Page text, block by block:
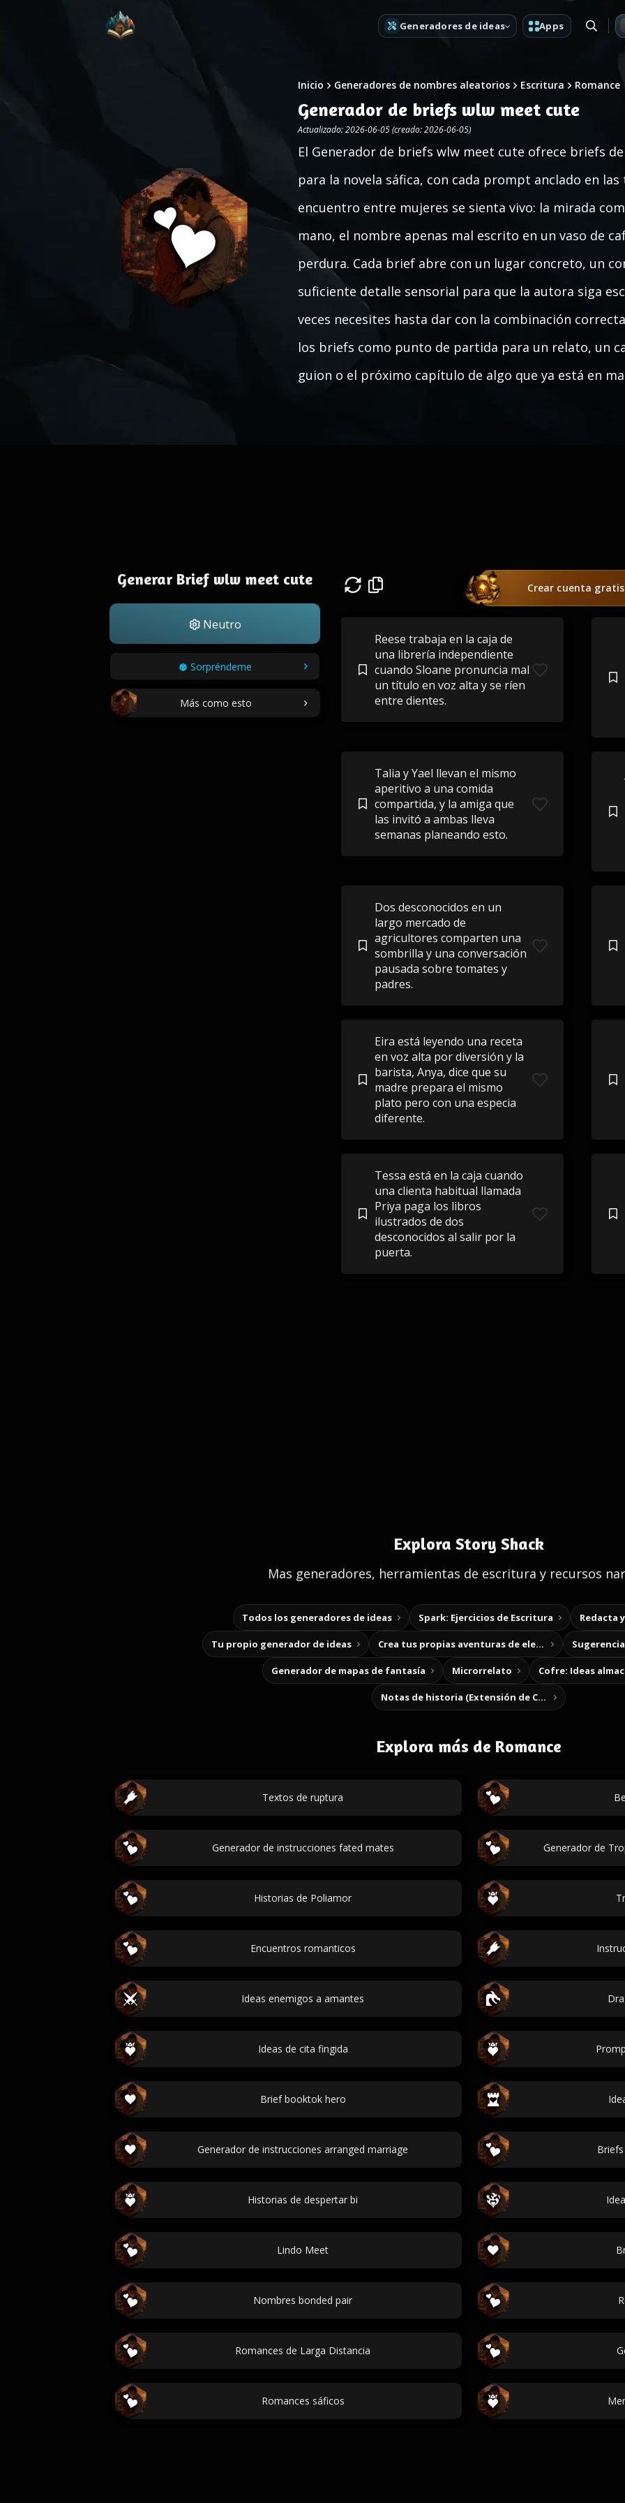
Generadores de ideas Apps
Inicio Generadores de nombres aleatorios Escritura Romance
Generador de briefs wlw meet cute
Actualizado: 2026-06-05 (creado: 2026-06-05)
El Generador de briefs wlw meet cute ofrece briefs
para la novela sáfica, con cada prompt anclado en
encuentro entre mujeres se sienta vivo: la mirada
mano, el nombre apenas mal escrito en un vaso de
perdura. Cada brief abre con un lugar concreto, un
suficiente detalle sensorial para que la autora siga
veces necesites hasta dar con la combinación
los briefs como punto de partida para un relato, un
guion o el próximo capítulo de algo que ya está en
Generar Brief wlw meet cute
Neutro
Sorpréndeme
Más como esto
Crear cuenta gratis
Reese trabaja en la caja de
una librería independiente
cuando Sloane pronuncia mal
un título en voz alta y se ríen
entre dientes.
Talia y Yael llevan el mismo
aperitivo a una comida
compartida, y la amiga que
las invitó a ambas lleva
semanas planeando esto.
Dos desconocidos en un
largo mercado de
agricultores comparten una
sombrilla y una conversación
pausada sobre tomates y
padres.
Eira está leyendo una receta
en voz alta por diversión y la
barista, Anya, dice que su
madre prepara el mismo
plato pero con una especia
diferente.
Tessa está en la caja cuando
una clienta habitual llamada
Priya paga los libros
ilustrados de dos
desconocidos al salir por la
puerta.
Explora Story Shack
Mas generadores, herramientas de escritura y recursos
Todos los generadores de ideas Spark: Ejercicios de Escritura Redacta
Tu propio generador de ideas Crea tus propias aventuras de elección
Generador de mapas de fantasía Microrrelato Cofre: Ideas
Notas de historia (Extensión de Chrome)
Explora más de Romance
Textos de ruptura
Generador de instrucciones fated mates Generador de
Historias de Poliamor
Encuentros romanticos
Ideas enemigos a amantes
Ideas de cita fingida
Brief booktok hero
Generador de instrucciones arranged marriage
Historias de despertar bi
Lindo Meet
Nombres bonded pair
Romances de Larga Distancia
Romances sáficos